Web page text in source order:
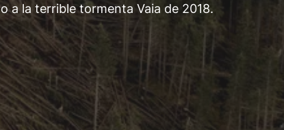
a la terrible tormenta Vaia de 2018.